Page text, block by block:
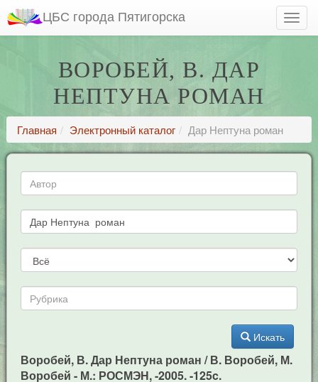
ЦБС города Пятигорска
ВОРОБЕЙ, В. ДАР
НЕПТУНА РОМАН
Главная Электронный каталог Дар Нептуна роман
Искать
Воробей, В. Дар Нептуна роман / В. Воробей, М.
Воробей - М.: РОСМЭН, -2005. -125c.